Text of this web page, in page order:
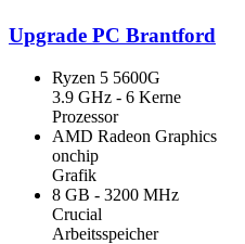
Upgrade PC Brantford
Ryzen 5 5600G
3.9 GHz - 6 Kerne
Prozessor
AMD Radeon Graphics
onchip
Grafik
8 GB - 3200 MHz
Crucial
Arbeitsspeicher